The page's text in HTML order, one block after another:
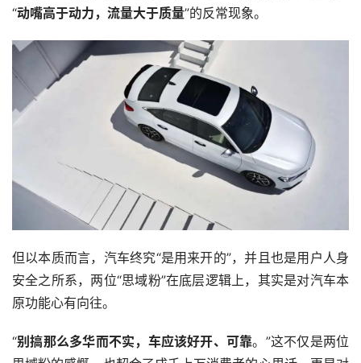
“动嘴高于动力，流量大于质量”的反常现象。
但以本质而言，汽车终究“是用来开的”，并且也是用户人身
安全之所系，两位“思域粉”在底层逻辑上，其实是对汽车本
原功能心有向往。
“别搞那么多华而不实，车应该好开、可靠。”这不仅是两位